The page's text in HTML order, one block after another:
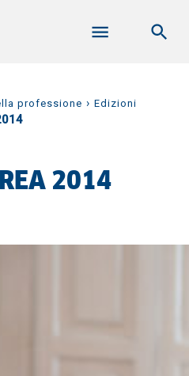
professione › Edizioni
2014